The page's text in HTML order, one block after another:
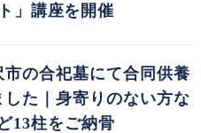
ト」講座を開催
市の合祀墓にて合同供養
した｜身寄りのない方な
13柱をご納骨